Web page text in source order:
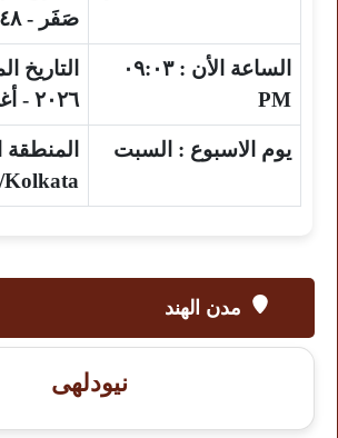
صَفَر - ١٤٤٨ -
الساعة الأن : ٠٩:٠٣
PM
التاريخ
٢٠٢٦ - أغسطس
يوم الاسبوع : السبت
المنطقة
Kolkata
مدن الهند
نيودلهى